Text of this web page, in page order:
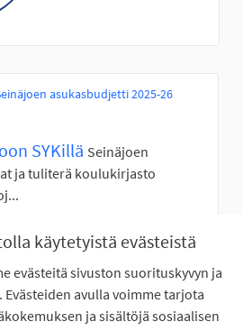
käytetyistä evästeistä
evästeitä sivuston suorituskyvyn ja
avulla voimme tarjota
ja sisältöjä sosiaalisen
asukasbudjetti 2025-26
SYKillä Seinäjoen
ja tuliterä koulukirjasto
Usein kysytyt kysymykset